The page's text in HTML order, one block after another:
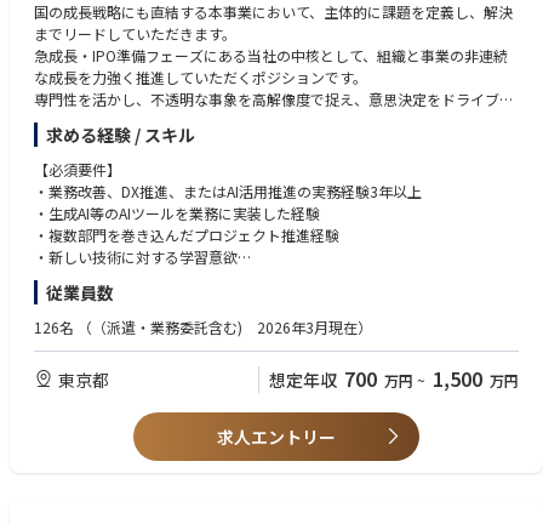
国の成長戦略にも直結する本事業において、主体的に課題を定義し、解決
までリードしていただきます。
急成長・IPO準備フェーズにある当社の中核として、組織と事業の非連続
な成長を力強く推進していただくポジションです。
専門性を活かし、不透明な事象を高解像度で捉え、意思決定をドライブす
る役割を担っていただきます。
会社の未来を左右する重要プロジェクトに、当事者として深く関与するこ
とを期待します。
【具体的な業務内容】
ハイレゾ社内の業務にAIを実装していき、
全社の生産性向上とDX推進、オフィスや制度、業務プロセスの整備を通じ
現在、DX推進関連で全社横断のプロジェクトが開始しており、それらを推
進いただける方を募集しております。
・全社的なAI活用/DX推進の企画/実行（業務プロセスの自動化/効率化）
・生成AI等の社内活用ガイドライン整備、利用促進
・DX推進の効果測定（KPI設計）、経営会議への報告
求める経験 / スキル
【必須要件】
・業務改善、DX推進、またはAI活用推進の実務経験3年以上
・生成AI等のAIツールを業務に実装した経験
・複数部門を巻き込んだプロジェクト推進経験
・新しい技術に対する学習意欲
【歓迎要件】
・IT/業務プロセス関連でのコンサル経験
・データセンター、クラウド、インフラ、AI関連事業での業務経験
・RPA、業務自動化ツールの導入経験
・急成長環境（スタートアップ、成長企業）におけるDX推進の実務経験
・英語でのビジネスコミュニケーション経験
【採用したい人物像】
従業員数
126名 （（派遣・業務委託含む) 2026年3月現在）
東京都 想定年収 700 万円 ~ 1,500 万円
求人エントリー